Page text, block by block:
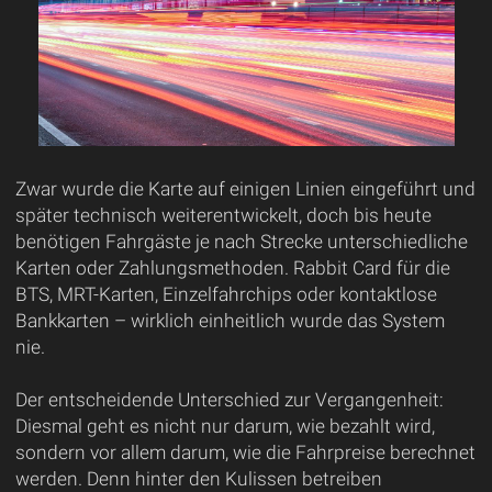
Zwar wurde die Karte auf einigen Linien eingeführt und
später technisch weiterentwickelt, doch bis heute
benötigen Fahrgäste je nach Strecke unterschiedliche
Karten oder Zahlungsmethoden. Rabbit Card für die
BTS, MRT-Karten, Einzelfahrchips oder kontaktlose
Bankkarten – wirklich einheitlich wurde das System
nie.
Der entscheidende Unterschied zur Vergangenheit:
Diesmal geht es nicht nur darum, wie bezahlt wird,
sondern vor allem darum, wie die Fahrpreise berechnet
werden. Denn hinter den Kulissen betreiben